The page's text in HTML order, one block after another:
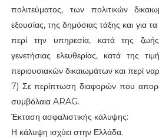
πολιτεύματος, των πολιτικών
εξουσίας, της δημόσιας τάξης και για
περί την υπηρεσία, κατά της
γενετήσιας ελευθερίας, κατά της
περιουσιακών δικαιωμάτων και περί
7) Σε περίπτωση διαφορών που
συμβόλαια ARAG.
Έκταση ασφαλιστικής κάλυψης:
Η κάλυψη ισχύει στην Ελλάδα.